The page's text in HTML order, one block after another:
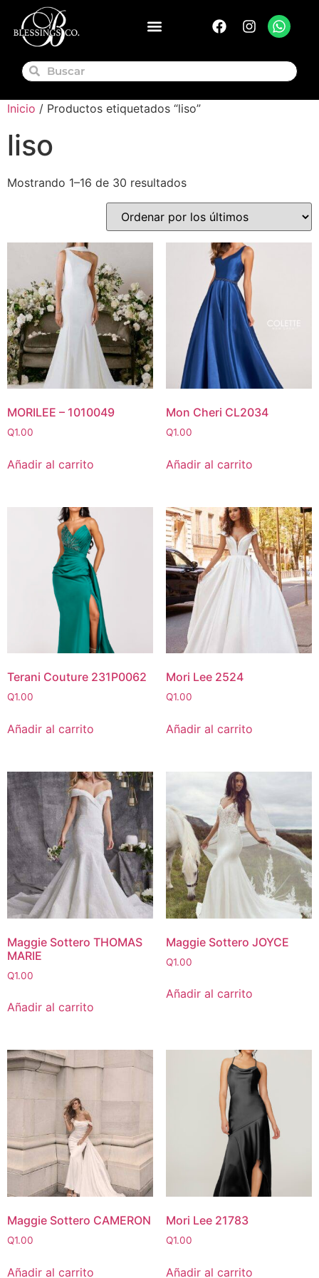
Inicio / Productos etiquetados “liso”
liso
Mostrando 1–16 de 30 resultados
MORILEE – 1010049
Q1.00
Añadir al carrito
Mon Cheri CL2034
Q1.00
Añadir al carrito
Terani Couture 231P0062
Q1.00
Añadir al carrito
Mori Lee 2524
Q1.00
Añadir al carrito
Maggie Sottero THOMAS
MARIE
Q1.00
Añadir al carrito
Maggie Sottero JOYCE
Q1.00
Añadir al carrito
Maggie Sottero CAMERON
Q1.00
Añadir al carrito
Mori Lee 21783
Q1.00
Añadir al carrito